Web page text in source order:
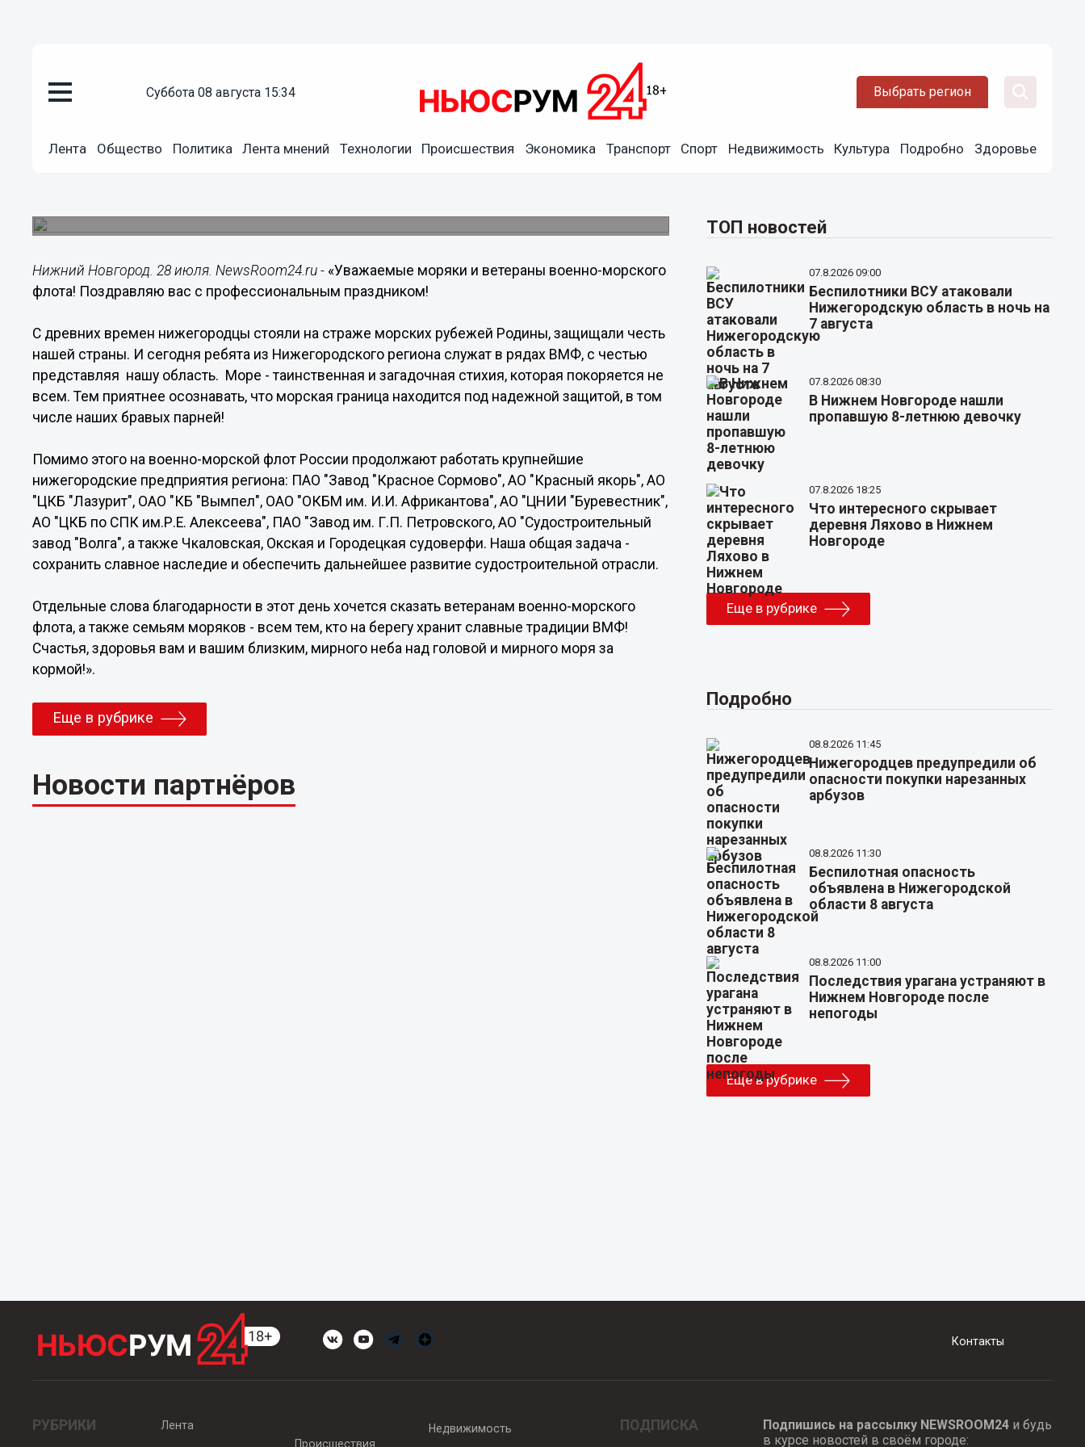
суббота 08 августа 15:34 Выбрать регион
Лента Общество Политика Лента мнений Технологии Происшествия Экономика Транспорт Спорт Недвижимость Культура Подробно Здоровье
Губернатор Нижегородской области Глеб Никитин
Нижний Новгород. 28 июля. NewsRoom24.ru - «Уважаемые моряки и ветераны военно-морского
флота! Поздравляю вас с профессиональным праздником!
С древних времен нижегородцы стояли на страже морских рубежей Родины, защищали честь
нашей страны. И сегодня ребята из Нижегородского региона служат в рядах ВМФ, с честью
представляя нашу область. Море - таинственная и загадочная стихия, которая покоряется не
всем. Тем приятнее осознавать, что морская граница находится под надежной защитой, в том
числе наших бравых парней!
Помимо этого на военно-морской флот России продолжают работать крупнейшие
нижегородские предприятия региона: ПАО "Завод "Красное Сормово", АО "Красный якорь", АО
"ЦКБ "Лазурит", ОАО "КБ "Вымпел", ОАО "ОКБМ им. И.И. Африкантова", АО "ЦНИИ "Буревестник",
АО "ЦКБ по СПК им.Р.Е. Алексеева", ПАО "Завод им. Г.П. Петровского, АО "Судостроительный
завод "Волга", а также Чкаловская, Окская и Городецкая судоверфи. Наша общая задача -
сохранить славное наследие и обеспечить дальнейшее развитие судостроительной отрасли.
Отдельные слова благодарности в этот день хочется сказать ветеранам военно-морского
флота, а также семьям моряков - всем тем, кто на берегу хранит славные традиции ВМФ!
Счастья, здоровья вам и вашим близким, мирного неба над головой и мирного моря за
кормой!».
Еще в рубрике
Новости партнёров
ТОП новостей
07.8.2026 09:00
Беспилотники ВСУ атаковали
Нижегородскую область в ночь на
7 августа
07.8.2026 08:30
В Нижнем Новгороде нашли
пропавшую 8-летнюю девочку
07.8.2026 18:25
Что интересного скрывает
деревня Ляхово в Нижнем
Новгороде
Еще в рубрике
Подробно
08.8.2026 11:45
Нижегородцев предупредили об
опасности покупки нарезанных
арбузов
08.8.2026 11:30
Беспилотная опасность
объявлена в Нижегородской
области 8 августа
08.8.2026 11:00
Последствия урагана устраняют в
Нижнем Новгороде после
непогоды
Еще в рубрике
Контакты
РУБРИКИ
Лента
Происшествия
Недвижимость ПОДПИСКА Подпишись на рассылку NEWSROOM24и будь
в курсе новостей в своём городе: